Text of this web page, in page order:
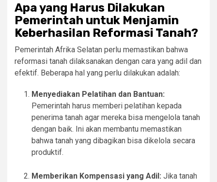
Apa yang Harus Dilakukan
Pemerintah untuk Menjamin
Keberhasilan Reformasi Tanah?
Pemerintah Afrika Selatan perlu memastikan bahwa
reformasi tanah dilaksanakan dengan cara yang adil dan
efektif. Beberapa hal yang perlu dilakukan adalah:
Menyediakan Pelatihan dan Bantuan:
Pemerintah harus memberi pelatihan kepada
penerima tanah agar mereka bisa mengelola tanah
dengan baik. Ini akan membantu memastikan
bahwa tanah yang dibagikan bisa dikelola secara
produktif.
Memberikan Kompensasi yang Adil: Jika tanah